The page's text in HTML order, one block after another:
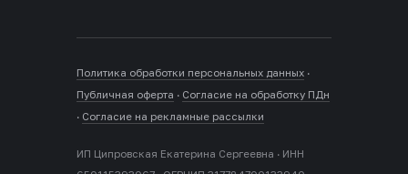
Политика обработки персональных данных ·
Публичная оферта · Согласие на обработку ПДн
· Согласие на рекламные рассылки
ИП Ципровская Екатерина Сергеевна · ИНН